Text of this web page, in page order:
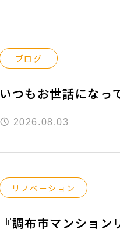
ブログ
いつもお世話になっ
頂きました『練馬区
2026.08.03
リノベーション
『調布市マンショ